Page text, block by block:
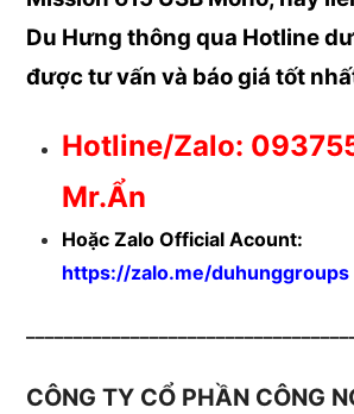
Du Hưng thông qua Hotline
đượctư vấn và báo giá tốt
Hotline/Zalo:
Mr.Ẩn
Hoặc Zalo Official Acount:
https://zalo.me/duhunggroups
CÔNG TY CỔ PHẦN CÔNG